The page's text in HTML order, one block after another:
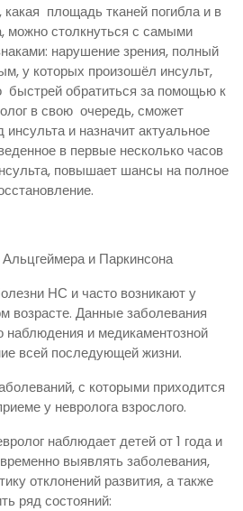
какая площадь тканей погибла и в
можно столкнуться с самыми
нарушение зрения, полный
у которых произошёл инсульт,
быстрей обратиться за помощью к
в свою очередь, сможет
инсульта и назначит актуальное
в первые несколько часов
повышает шансы на полное
и Паркинсона
НС и часто возникают у
возрасте. Данные заболевания
наблюдения и медикаментозной
всей последующей жизни.
с которыми приходится
у невролога взрослого.
наблюдает детей от 1 года и
выявлять заболевания,
отклонений развития, а также
ряд состояний: